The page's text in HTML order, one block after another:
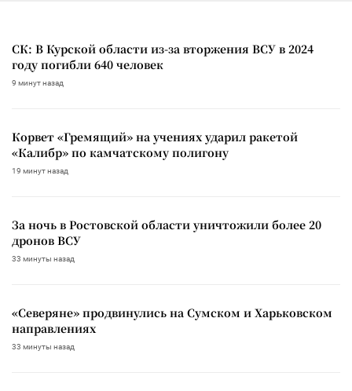
СК: В Курской области из-за вторжения ВСУ в 2024
году погибли 640 человек
9 минут назад
Корвет «Гремящий» на учениях ударил ракетой
«Калибр» по камчатскому полигону
19 минут назад
За ночь в Ростовской области уничтожили более 20
дронов ВСУ
33 минуты назад
«Северяне» продвинулись на Сумском и Харьковском
направлениях
33 минуты назад